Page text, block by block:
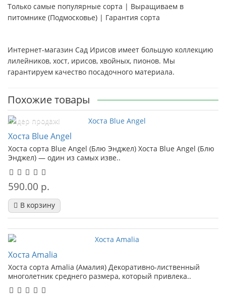
Только самые популярные сорта | Выращиваем в
питомнике (Подмосковье) | Гарантия сорта
Интернет-магазин Сад Ирисов имеет большую коллекцию
лилейников, хост, ирисов, хвойных, пионов. Мы
гарантируем качество посадочного материала.
Похожие товары
Лидер продаж!
Хоста Blue Angel
Хоста сорта Blue Angel (Блю Энджел) Хоста Blue Angel (Блю
Энджел) — один из самых изве..
590.00 р.
В корзину
Хоста Amalia
Хоста сорта Amalia (Амалия) Декоративно-лиственный
многолетник среднего размера, который привлека..